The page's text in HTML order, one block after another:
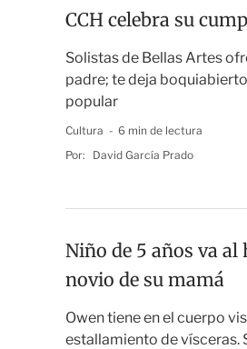
CCH celebra su
Solistas de Bellas Artes
padre; te deja
popular
Cultura
6 min de lectura
Por:
David García Prado
Niño de 5 años va
novio de su mamá
Owen tiene en el cuerpo
estallamiento de vísceras.